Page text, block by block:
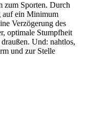
zum Sporten. Durch
auf ein Minimum
Verzögerung des
optimale Stumpfheit
Und: nahtlos,
und zur Stelle